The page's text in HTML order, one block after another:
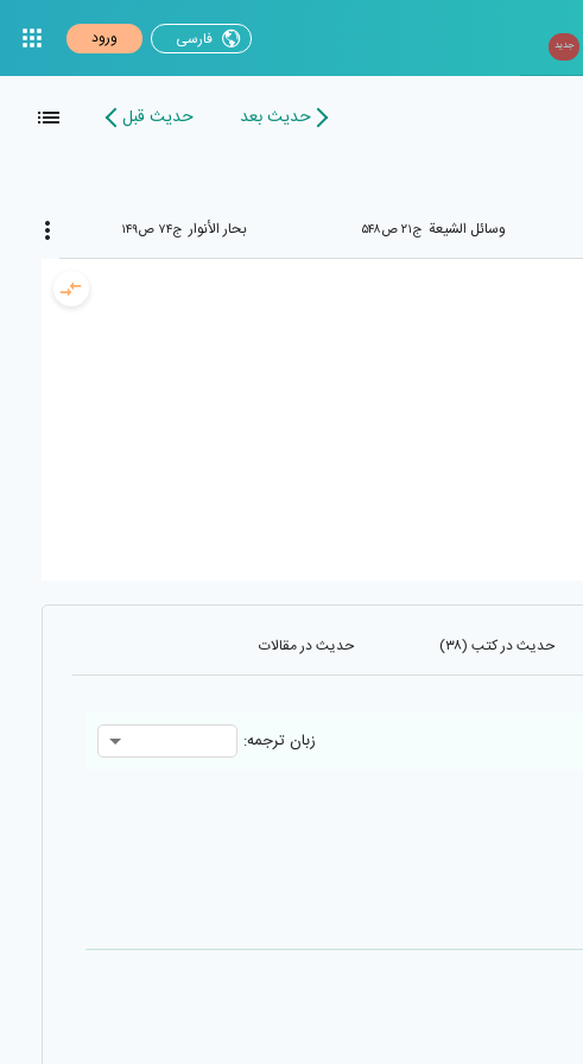
جدید فارسی ورود
حدیث بعد حدیث قبل
وسائل الشیعة ج۲۱ ص۵۴۸ بحار الأنوار ج۷۴ ص۱۴۹
حدیث در کتب (۳۸) حدیث در مقالات
زبان ترجمه: